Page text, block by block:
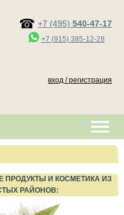
+7 (495) 540-47-17
+7 (915) 385-12-28
вход / регистрация
ПРОДУКТЫ И КОСМЕТИКА ИЗ
РАЙОНОВ: